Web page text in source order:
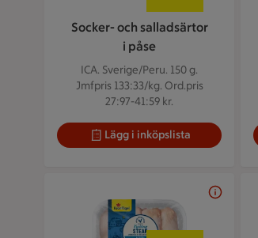
Socker- och salladsärtor
i påse
ICA. Sverige/Peru. 150 g.
Jmfpris 133:33/kg. Ord.pris
27:97-41:59 kr.
Lägg i inköpslista